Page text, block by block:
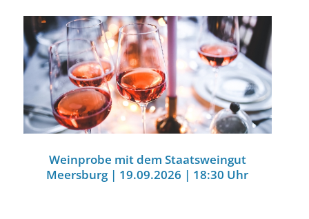
Weinprobe mit dem Staatsweingut
Meersburg | 19.09.2026 | 18:30 Uhr